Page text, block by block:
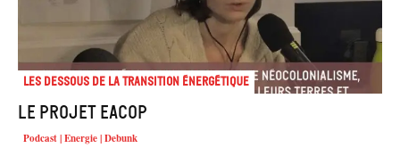
Les dessous de la transition énergétique
Le projet EACOP
Podcast | Energie | Debunk